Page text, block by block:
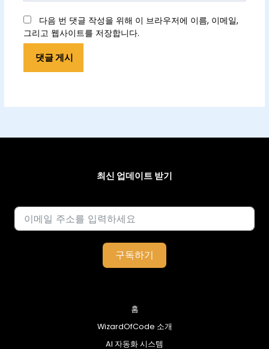
트
다음 번 댓글 작성을 위해 이 브라우저에 이름, 이메일,
그리고 웹사이트를 저장합니다.
최신 업데이트 받기
구독하기
홈
WizardOfCode 소개
AI 자동화 시스템